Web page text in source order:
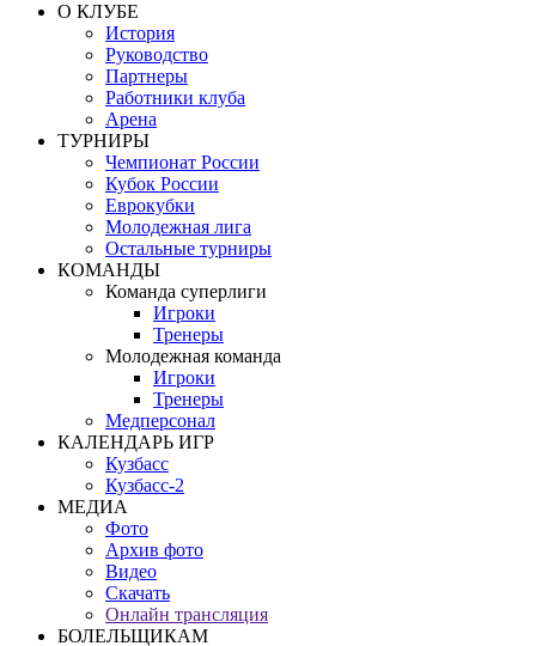
О КЛУБЕ
История
Руководство
Партнеры
Работники клуба
Арена
ТУРНИРЫ
Чемпионат России
Кубок России
Еврокубки
Молодежная лига
Остальные турниры
КОМАНДЫ
Команда суперлиги
Игроки
Тренеры
Молодежная команда
Игроки
Тренеры
Медперсонал
КАЛЕНДАРЬ ИГР
Кузбасс
Кузбасс-2
МЕДИА
Фото
Архив фото
Видео
Скачать
Онлайн трансляция
БОЛЕЛЬЩИКАМ